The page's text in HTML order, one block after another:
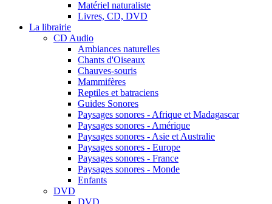
Matériel naturaliste
Livres, CD, DVD
La librairie
CD Audio
Ambiances naturelles
Chants d'Oiseaux
Chauves-souris
Mammifères
Reptiles et batraciens
Guides Sonores
Paysages sonores - Afrique et Madagascar
Paysages sonores - Amérique
Paysages sonores - Asie et Australie
Paysages sonores - Europe
Paysages sonores - France
Paysages sonores - Monde
Enfants
DVD
DVD